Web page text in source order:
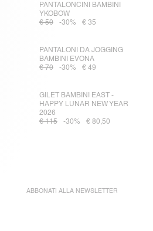
PANTALONCINI BAMBINI
YKOBOW
€ 50
-30% € 35
PANTALONI DA JOGGING
BAMBINI EVONA
€ 70
-30% € 49
GILET BAMBINI EAST -
HAPPY LUNAR NEW YEAR
2026
€ 115
-30% € 80,50
ABBONATI ALLA NEWSLETTER